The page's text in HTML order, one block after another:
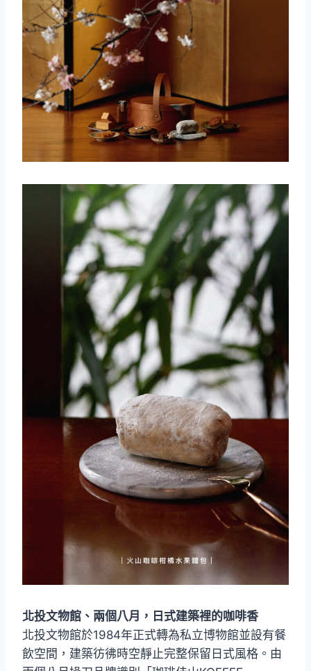
北投文物館、兩個八月，日式建築裡的咖啡香
北投文物館於1984年正式轉為私立博物館並設有餐
飲空間，建築彷彿時空靜止完整保留日式風格。由